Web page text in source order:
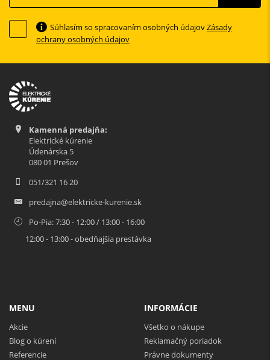
Súhlasím so spracovaním osobných údajovZásady
ochrany osobných údajov
Kamenná predajňa:
Elektrické kúrenie
Údenárska 5
080 01 Prešov
051/321 16 20
predajna@elektricke-kurenie.sk
Po-Pia: 7:30 - 12:00 / 13:00 - 16:00
12:00 - 13:00 - obedňajšia prestávka
MENU
Akcie
Blog o kúrení
Referencie
INFORMÁCIE
Všetko o nákupe
Reklamačný poriadok
Právne dokumenty